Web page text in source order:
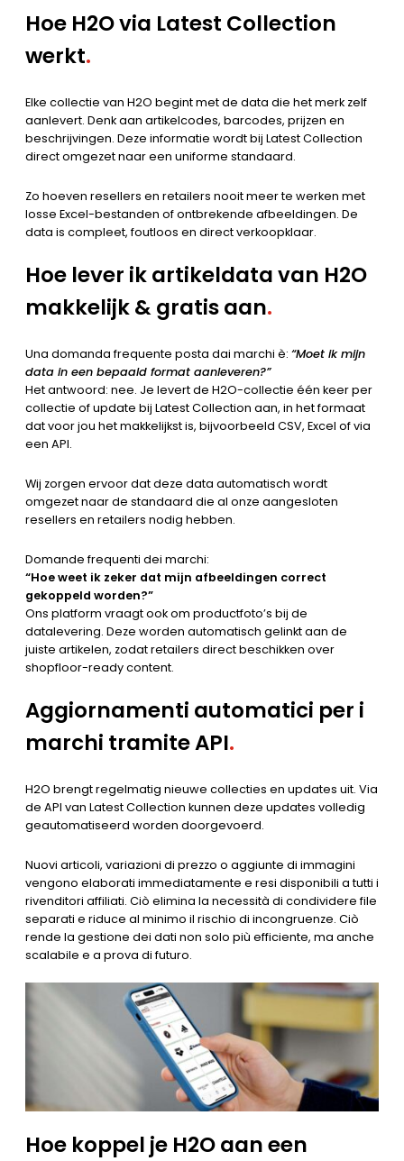
Hoe H2O via Latest Collection
werkt.
Elke collectie van H2O begint met de data die het merk zelf
aanlevert. Denk aan artikelcodes, barcodes, prijzen en
beschrijvingen. Deze informatie wordt bij Latest Collection
direct omgezet naar een uniforme standaard.
Zo hoeven resellers en retailers nooit meer te werken met
losse Excel-bestanden of ontbrekende afbeeldingen. De
data is compleet, foutloos en direct verkoopklaar.
Hoe lever ik artikeldata van H2O
makkelijk & gratis aan.
Una domanda frequente posta dai marchi è: “Moet ik mijn
data in een bepaald format aanleveren?”
Het antwoord: nee. Je levert de H2O-collectie één keer per
collectie of update bij Latest Collection aan, in het formaat
dat voor jou het makkelijkst is, bijvoorbeeld CSV, Excel of via
een API.
Wij zorgen ervoor dat deze data automatisch wordt
omgezet naar de standaard die al onze aangesloten
resellers en retailers nodig hebben.
Domande frequenti dei marchi:
“Hoe weet ik zeker dat mijn afbeeldingen correct
gekoppeld worden?”
Ons platform vraagt ook om productfoto’s bij de
datalevering. Deze worden automatisch gelinkt aan de
juiste artikelen, zodat retailers direct beschikken over
shopfloor-ready content.
Aggiornamenti automatici per i
marchi tramite API.
H2O brengt regelmatig nieuwe collecties en updates uit. Via
de API van Latest Collection kunnen deze updates volledig
geautomatiseerd worden doorgevoerd.
Nuovi articoli, variazioni di prezzo o aggiunte di immagini
vengono elaborati immediatamente e resi disponibili a tutti i
rivenditori affiliati. Ciò elimina la necessità di condividere file
separati e riduce al minimo il rischio di incongruenze. Ciò
rende la gestione dei dati non solo più efficiente, ma anche
scalabile e a prova di futuro.
Hoe koppel je H2O aan een